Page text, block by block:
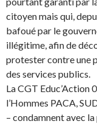
citoyen mais qui,
bafoué par le
illégitime, afin de
protester contre une
des services publics.
La CGT Educ’Action
l’Hommes PACA,
– condamnent avec